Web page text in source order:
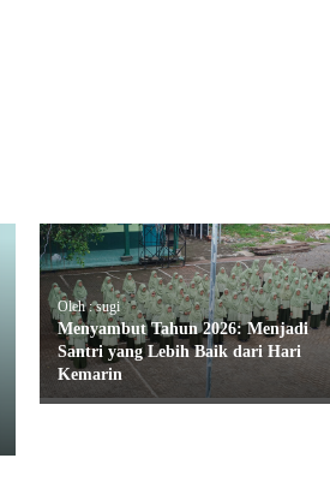
Oleh : sugi
Menyambut Tahun 2026: Menjadi
Santri yang Lebih Baik dari Hari
Kemarin